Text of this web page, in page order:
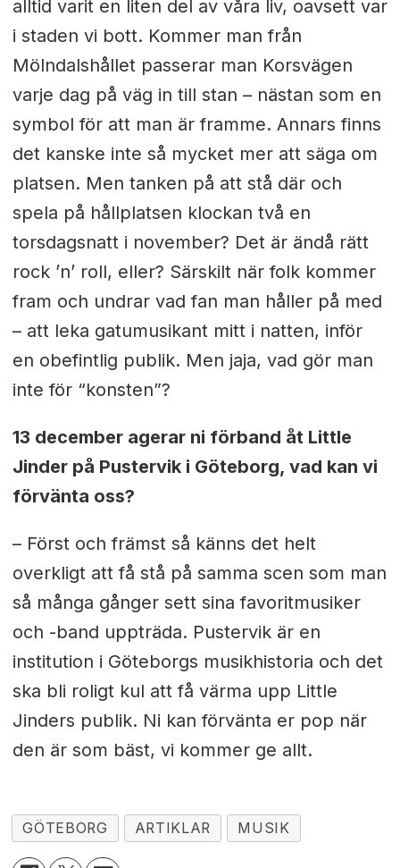
alltid varit en liten del av våra liv, oavsett var
i staden vi bott. Kommer man från
Mölndalshållet passerar man Korsvägen
varje dag på väg in till stan – nästan som en
symbol för att man är framme. Annars finns
det kanske inte så mycket mer att säga om
platsen. Men tanken på att stå där och
spela på hållplatsen klockan två en
torsdagsnatt i november? Det är ändå rätt
rock ’n’ roll, eller? Särskilt när folk kommer
fram och undrar vad fan man håller på med
– att leka gatumusikant mitt i natten, inför
en obefintlig publik. Men jaja, vad gör man
inte för “konsten”?
13 december agerar ni förband åt Little
Jinder på Pustervik i Göteborg, vad kan vi
förvänta oss?
– Först och främst så känns det helt
overkligt att få stå på samma scen som man
så många gånger sett sina favoritmusiker
och -band uppträda. Pustervik är en
institution i Göteborgs musikhistoria och det
ska bli roligt kul att få värma upp Little
Jinders publik. Ni kan förvänta er pop när
den är som bäst, vi kommer ge allt.
GÖTEBORG ARTIKLAR MUSIK